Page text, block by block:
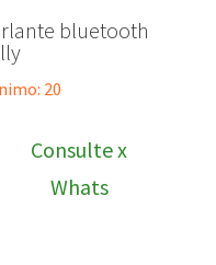
bluetooth
20
Consulte x
Whats